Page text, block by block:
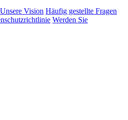
Unsere Vision Häufig gestellte Fragen
Werden Sie